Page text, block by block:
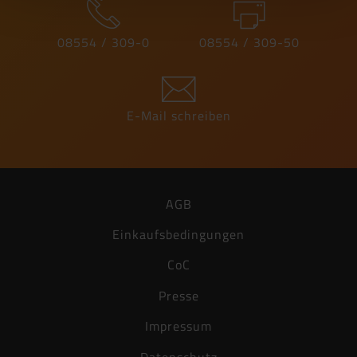
Technisches Datenblatt
Herstellererklärung
08554 / 309-0 08554 / 309-50
E-Mail schreiben
AGB
Einkaufsbedingungen
CoC
Presse
Impressum